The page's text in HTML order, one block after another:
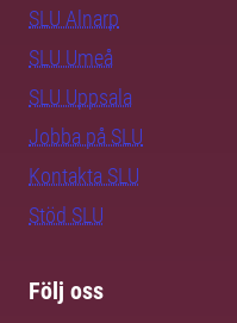
SLU Alnarp
SLU Umeå
SLU Uppsala
Jobba på SLU
Kontakta SLU
Stöd SLU
Följ oss